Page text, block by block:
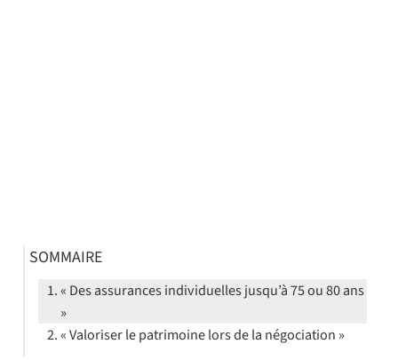
SOMMAIRE
« Des assurances individuelles jusqu’à 75 ou 80 ans
»
« Valoriser le patrimoine lors de la négociation »